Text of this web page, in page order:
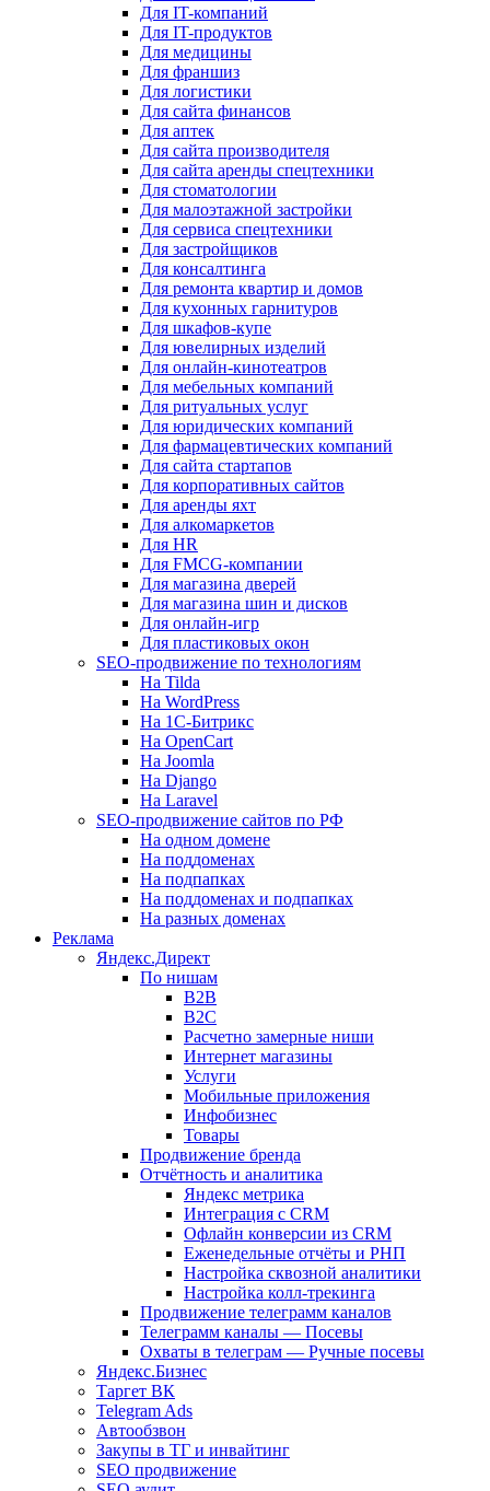
Для IT-компаний
Для IT-продуктов
Для медицины
Для франшиз
Для логистики
Для сайта финансов
Для аптек
Для сайта производителя
Для сайта аренды спецтехники
Для стоматологии
Для малоэтажной застройки
Для сервиса спецтехники
Для застройщиков
Для консалтинга
Для ремонта квартир и домов
Для кухонных гарнитуров
Для шкафов-купе
Для ювелирных изделий
Для онлайн-кинотеатров
Для мебельных компаний
Для ритуальных услуг
Для юридических компаний
Для фармацевтических компаний
Для сайта стартапов
Для корпоративных сайтов
Для аренды яхт
Для алкомаркетов
Для HR
Для FMCG-компании
Для магазина дверей
Для магазина шин и дисков
Для онлайн-игр
Для пластиковых окон
SEO-продвижение по технологиям
На Tilda
На WordPress
На 1С-Битрикс
На OpenCart
На Joomla
На Django
На Laravel
SEO-продвижение сайтов по РФ
На одном домене
На поддоменах
На подпапках
На поддоменах и подпапках
На разных доменах
Реклама
Яндекс.Директ
По нишам
B2B
B2C
Расчетно замерные ниши
Интернет магазины
Услуги
Мобильные приложения
Инфобизнес
Товары
Продвижение бренда
Отчётность и аналитика
Яндекс метрика
Интеграция с CRM
Офлайн конверсии из CRM
Еженедельные отчёты и РНП
Настройка сквозной аналитики
Настройка колл-трекинга
Продвижение телеграмм каналов
Телеграмм каналы — Посевы
Охваты в телеграм — Ручные посевы
Яндекс.Бизнес
Таргет ВК
Telegram Ads
Автообзвон
Закупы в ТГ и инвайтинг
SEO продвижение